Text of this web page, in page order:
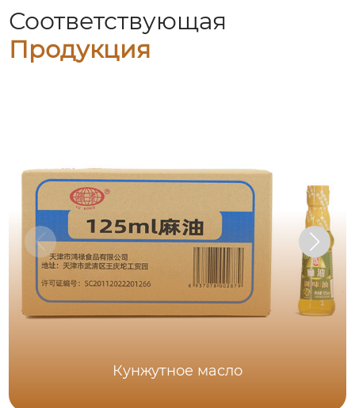
Соответствующая
Продукция
Кунжутное масло